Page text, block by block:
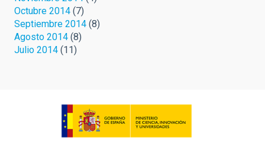
Octubre 2014 (7)
Septiembre 2014 (8)
Agosto 2014 (8)
Julio 2014 (11)